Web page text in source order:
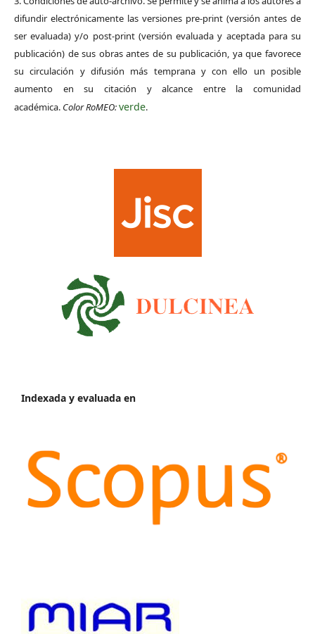
difundir electrónicamente las versiones pre-print (versión antes de
ser evaluada) y/o post-print (versión evaluada y aceptada para su
publicación) de sus obras antes de su publicación, ya que favorece
su circulación y difusión más temprana y con ello un posible
aumento en su citación y alcance entre la comunidad
académica. Color RoMEO:verde.
Indexada y evaluada en